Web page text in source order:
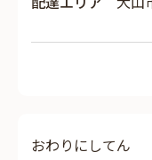
おわりにしてん